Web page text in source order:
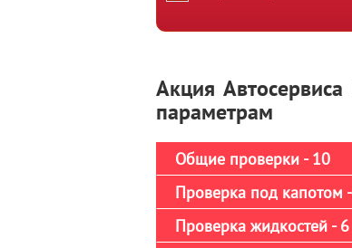
Акция
параметрам
Общие проверки - 10
Проверка под капотом
Проверка жидкостей - 6